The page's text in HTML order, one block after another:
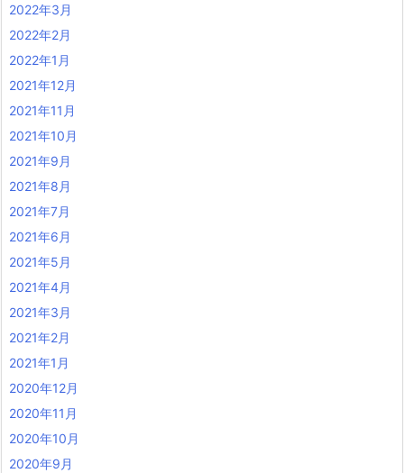
2022年3月
2022年2月
2022年1月
2021年12月
2021年11月
2021年10月
2021年9月
2021年8月
2021年7月
2021年6月
2021年5月
2021年4月
2021年3月
2021年2月
2021年1月
2020年12月
2020年11月
2020年10月
2020年9月